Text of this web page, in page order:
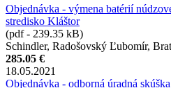
Objednávka - výmena batérií
stredisko Kláštor
(pdf - 239.35 kB)
Schindler, Radošovský Ľubomír,
285.05 €
18.05.2021
Objednávka - odborná úradná